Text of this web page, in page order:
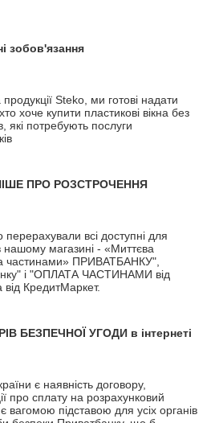
зобов'язання
Steko, ми готові надати
хоче купити пластикові вікна без
які потребують послуги
ПРО РОЗСТРОЧЕННЯ
перерахували всі доступні для
нашому магазині - «Миттєва
частинами» ПРИВАТБАНКУ",
і "ОПЛАТА ЧАСТИНАМИ від
КредитМаркет.
БЕЗПЕЧНОЇ УГОДИ в інтернеті
є наявність договору,
про сплату на розрахунковий
вагомою підставою для усіх органів